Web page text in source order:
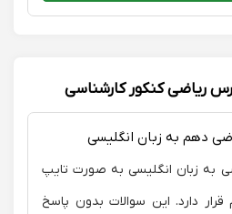
ریاضی کنکور کارشناسی
دهم به زبان انگلیسی
سوال ریاضی به زبان انگلیسی به صورت تایپ
دارد. این سوالات بدون پاسخ